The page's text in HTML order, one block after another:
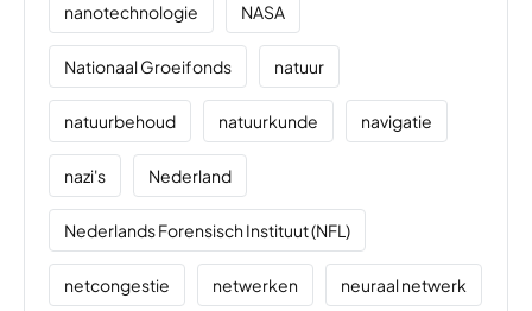
nanotechnologie NASA
Nationaal Groeifonds natuur
natuurbehoud natuurkunde navigatie
nazi's Nederland
Nederlands Forensisch Instituut (NFL)
netcongestie netwerken neuraal netwerk